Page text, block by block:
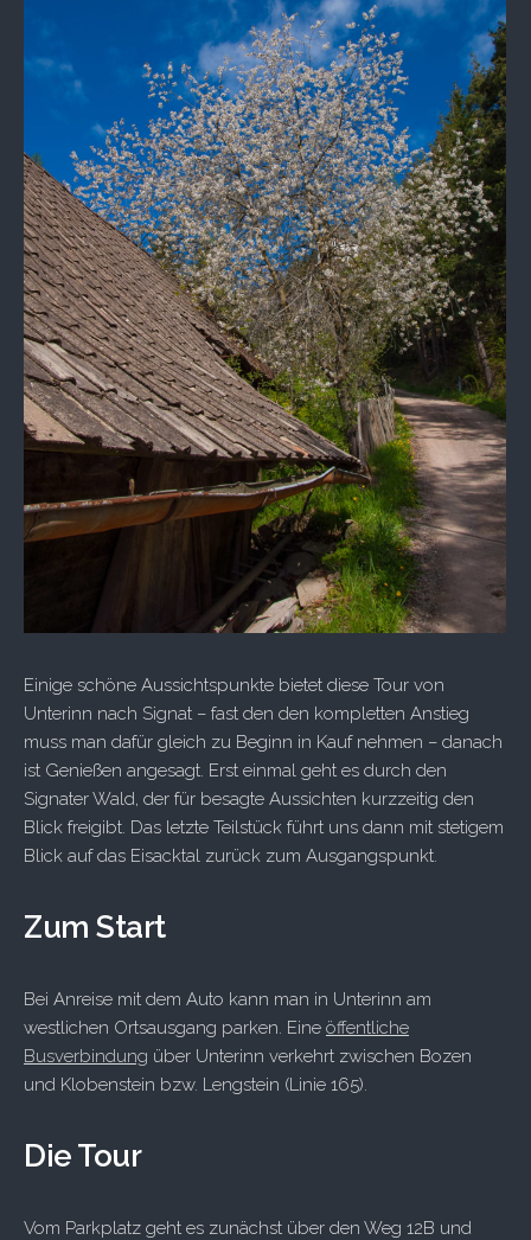
Einige schöne Aussichtspunkte bietet diese Tour von
Unterinn nach Signat – fast den den kompletten Anstieg
muss man dafür gleich zu Beginn in Kauf nehmen – danach
ist Genießen angesagt. Erst einmal geht es durch den
Signater Wald, der für besagte Aussichten kurzzeitig den
Blick freigibt. Das letzte Teilstück führt uns dann mit stetigem
Blick auf das Eisacktal zurück zum Ausgangspunkt.
Zum Start
Bei Anreise mit dem Auto kann man in Unterinn am
westlichen Ortsausgang parken. Eine öffentliche
Busverbindung über Unterinn verkehrt zwischen Bozen
und Klobenstein bzw. Lengstein (Linie 165).
Die Tour
Vom Parkplatz geht es zunächst über den Weg 12B und